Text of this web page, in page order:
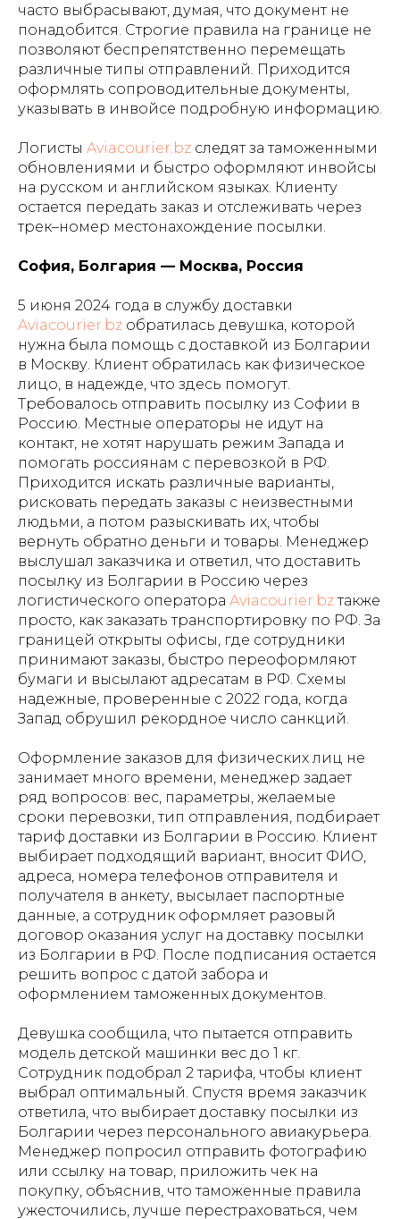
часто выбрасывают, думая, что документ не
понадобится. Строгие правила на границе не
позволяют беспрепятственно перемещать
различные типы отправлений. Приходится
оформлять сопроводительные документы,
указывать в инвойсе подробную информацию.
Логисты Aviacourier.bz следят за таможенными
обновлениями и быстро оформляют инвойсы
на русском и английском языках. Клиенту
остается передать заказ и отслеживать через
трек–номер местонахождение посылки.
София, Болгария — Москва, Россия
5 июня 2024 года в службу доставки
Aviacourier.bz обратилась девушка, которой
нужна была помощь с доставкой из Болгарии
в Москву. Клиент обратилась как физическое
лицо, в надежде, что здесь помогут.
Требовалось отправить посылку из Софии в
Россию. Местные операторы не идут на
контакт, не хотят нарушать режим Запада и
помогать россиянам с перевозкой в РФ.
Приходится искать различные варианты,
рисковать передать заказы с неизвестными
людьми, а потом разыскивать их, чтобы
вернуть обратно деньги и товары. Менеджер
выслушал заказчика и ответил, что доставить
посылку из Болгарии в Россию через
логистического оператора Aviacourier.bzтакже
просто, как заказать транспортировку по РФ. За
границей открыты офисы, где сотрудники
принимают заказы, быстро переоформляют
бумаги и высылают адресатам в РФ. Схемы
надежные, проверенные с 2022 года, когда
Запад обрушил рекордное число санкций.
Оформление заказов для физических лиц не
занимает много времени, менеджер задает
ряд вопросов: вес, параметры, желаемые
сроки перевозки, тип отправления, подбирает
тариф доставки из Болгарии в Россию. Клиент
выбирает подходящий вариант, вносит ФИО,
адреса, номера телефонов отправителя и
получателя в анкету, высылает паспортные
данные, а сотрудник оформляет разовый
договор оказания услуг на доставку посылки
из Болгарии в РФ. После подписания остается
решить вопрос с датой забора и
оформлением таможенных документов.
Девушка сообщила, что пытается отправить
модель детской машинки вес до 1 кг.
Сотрудник подобрал 2 тарифа, чтобы клиент
выбрал оптимальный. Спустя время заказчик
ответила, что выбирает доставку посылки из
Болгарии через персонального авиакурьера.
Менеджер попросил отправить фотографию
или ссылку на товар, приложить чек на
покупку, объяснив, что таможенные правила
ужесточились, лучше перестраховаться, чем